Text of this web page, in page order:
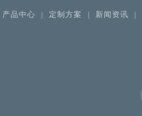
产品中心 定制方案 新闻资讯